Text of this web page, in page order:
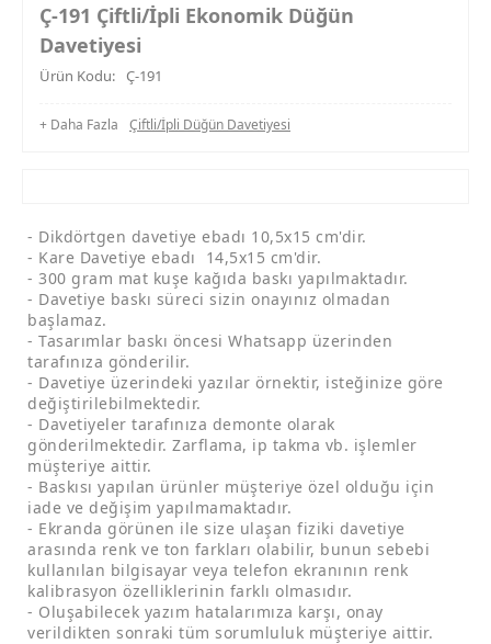
Ç-191 Çiftli/İpli Ekonomik Düğün
Davetiyesi
Ürün Kodu: Ç-191
+ Daha Fazla Çiftli/İpli Düğün Davetiyesi
- Dikdörtgen davetiye ebadı 10,5x15 cm'dir.
- Kare Davetiye ebadı 14,5x15 cm'dir.
- 300 gram mat kuşe kağıda baskı yapılmaktadır.
- Davetiye baskı süreci sizin onayınız olmadan
başlamaz.
- Tasarımlar baskı öncesi Whatsapp üzerinden
tarafınıza gönderilir.
- Davetiye üzerindeki yazılar örnektir, isteğinize göre
değiştirilebilmektedir.
- Davetiyeler tarafınıza demonte olarak
gönderilmektedir. Zarflama, ip takma vb. işlemler
müşteriye aittir.
- Baskısı yapılan ürünler müşteriye özel olduğu için
iade ve değişim yapılmamaktadır.
- Ekranda görünen ile size ulaşan fiziki davetiye
arasında renk ve ton farkları olabilir, bunun sebebi
kullanılan bilgisayar veya telefon ekranının renk
kalibrasyon özelliklerinin farklı olmasıdır.
- Oluşabilecek yazım hatalarımıza karşı, onay
verildikten sonraki tüm sorumluluk müşteriye aittir.